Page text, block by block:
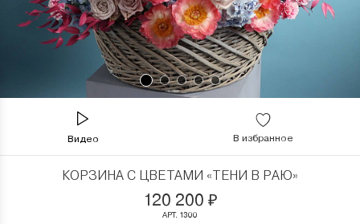
Видео В избранное
КОРЗИНА С ЦВЕТАМИ «ТЕНИ В РАЮ»
120 200 ₽
АРТ. 1300